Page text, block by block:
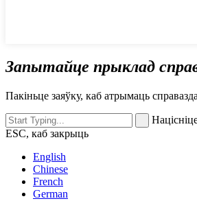
Запытайце прыклад
Пакіньце заяўку, каб атрымаць
ESC, каб закрыць
English
Chinese
French
German